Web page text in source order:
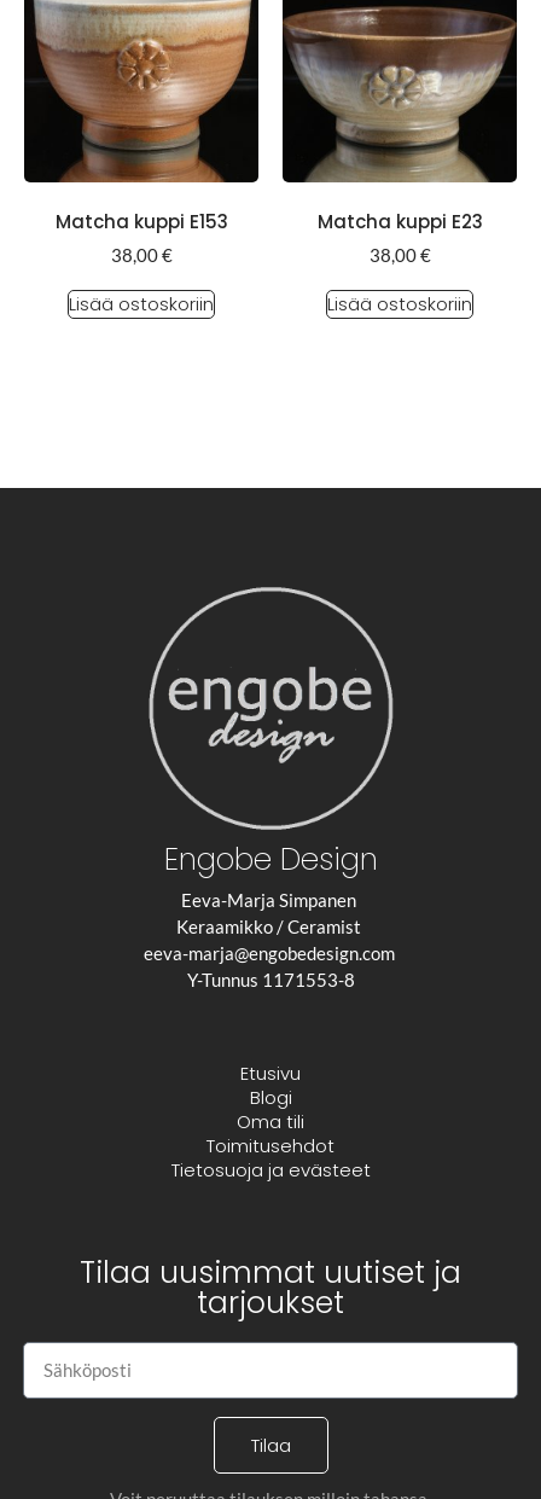
Matcha kuppi E153
38,00€
Lisää ostoskoriin
Matcha kuppi E23
38,00€
Lisää ostoskoriin
Engobe Design
Eeva-Marja Simpanen
Keraamikko / Ceramist
eeva-marja@engobedesign.com
Y-Tunnus 1171553-8
Etusivu
Blogi
Oma tili
Toimitusehdot
Tietosuoja ja evästeet
Tilaa uusimmat uutiset ja
tarjoukset
Tilaa